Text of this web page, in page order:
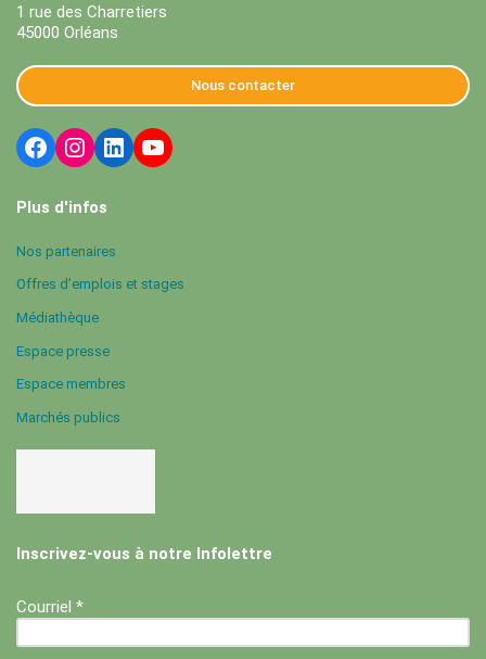
1 rue des Charretiers
45000 Orléans
Nous contacter
Plus d'infos
Nos partenaires
Offres d’emplois et stages
Médiathèque
Espace presse
Espace membres
Marchés publics
Inscrivez-vous à notre Infolettre
Courriel *